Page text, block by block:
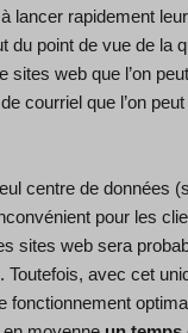
lancer rapidement
du point de vue de la
sites web que l’on
courriel que l’on peut
centre de données
pour les
sites web sera
Toutefois, avec cet
fonctionnement